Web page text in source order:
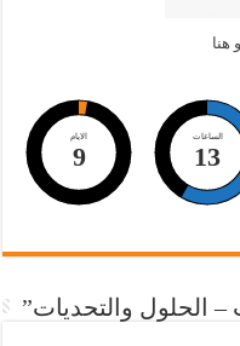
هنا
الايام
9
الساعات
13
الحلول والتحديات”